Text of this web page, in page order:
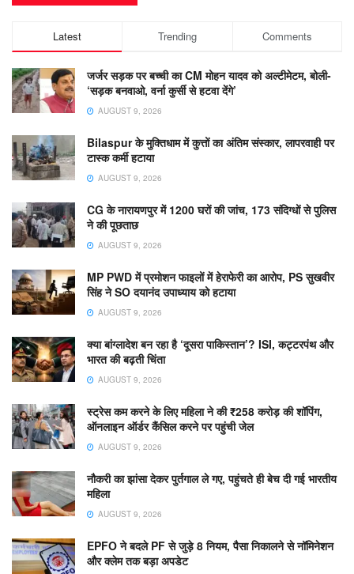
Latest Trending Comments
जर्जर सड़क पर बच्ची का CM मोहन यादव को अल्टीमेटम, बोली-
‘सड़क बनवाओ, वर्ना कुर्सी से हटवा देंगे’
AUGUST 9, 2026
Bilaspur के मुक्तिधाम में कुत्तों का अंतिम संस्कार, लापरवाही पर
टास्क कर्मी हटाया
AUGUST 9, 2026
CG के नारायणपुर में 1200 घरों की जांच, 173 संदिग्धों से पुलिस
ने की पूछताछ
AUGUST 9, 2026
MP PWD में प्रमोशन फाइलों में हेराफेरी का आरोप, PS सुखवीर
सिंह ने SO दयानंद उपाध्याय को हटाया
AUGUST 9, 2026
क्या बांग्लादेश बन रहा है ‘दूसरा पाकिस्तान’? ISI, कट्टरपंथ और
भारत की बढ़ती चिंता
AUGUST 9, 2026
स्ट्रेस कम करने के लिए महिला ने की ₹258 करोड़ की शॉपिंग,
ऑनलाइन ऑर्डर कैंसिल करने पर पहुंची जेल
AUGUST 9, 2026
नौकरी का झांसा देकर पुर्तगाल ले गए, पहुंचते ही बेच दी गई भारतीय
महिला
AUGUST 9, 2026
EPFO ने बदले PF से जुड़े 8 नियम, पैसा निकालने से नॉमिनेशन
और क्लेम तक बड़ा अपडेट